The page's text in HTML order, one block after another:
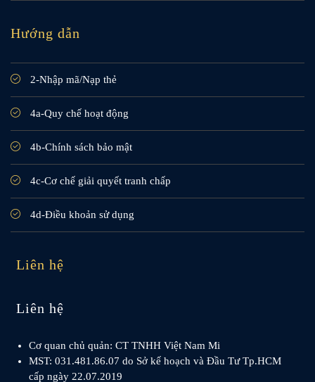
Hướng dẫn
2-Nhập mã/Nạp thẻ
4a-Quy chế hoạt động
4b-Chính sách bảo mật
4c-Cơ chế giải quyết tranh chấp
4d-Điều khoản sử dụng
Liên hệ
Liên hệ
Cơ quan chủ quản: CT TNHH Việt Nam Mi
MST: 031.481.86.07 do Sở kế hoạch và Đầu Tư Tp.HCM
cấp ngày 22.07.2019